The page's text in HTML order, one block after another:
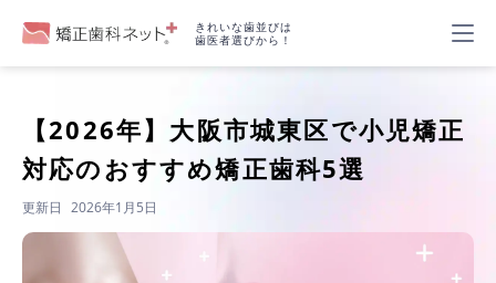
きれいな歯並びは
歯医者選びから！
【2026年】 大阪市城東区で小児矯正
対応のおすすめ矯正歯科5選
更新日 2026年1月5日